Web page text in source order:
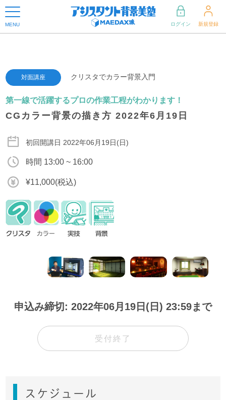
MENU ログイン 新規登録
対面講座 クリスタでカラー背景入門
第一線で活躍するプロの作業工程がわかります！
CGカラー背景の描き方 2022年6月19日
初回開講日 2022年06月19日(日)
時間 13:00 ~ 16:00
¥11,000(税込)
申込み締切: 2022年06月19日(日) 23:59まで
受付終了
スケジュール